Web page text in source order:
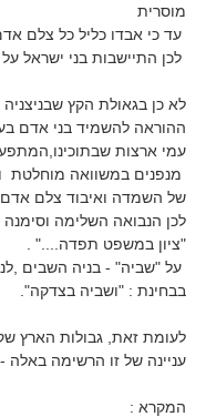
מוסרית
עד כי אבדו כליל כל צלם
לכן התיישבות בני ישראל
לא כן בגאולת הקץ
ההוראה להשמיד בני אדם
עמי ארצות
מנפנים במשוואה מוחלטת
של השמדה ואיבוד צלם אדם
לכן הנבואה השלימה וסימנה
"ציון במשפט תפדה...." .
על "שביה" - בניה השבים
בבחינת : "ושביה בצדקה".
לעומת זאת, גבולות הארץ
עניינה של זו הרשימה באלה
המקרא :